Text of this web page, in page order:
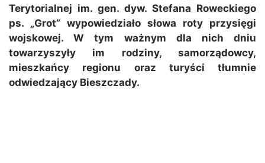
Terytorialnej im. gen. dyw. Stefana Roweckiego
ps. „Grot” wypowiedziało słowa roty przysięgi
wojskowej. W tym ważnym dla nich dniu
towarzyszyły im rodziny, samorządowcy,
mieszkańcy regionu oraz turyści tłumnie
odwiedzający Bieszczady.